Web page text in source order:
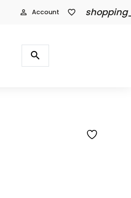
person_outline Account favorite_border
Producten
zoeken
search